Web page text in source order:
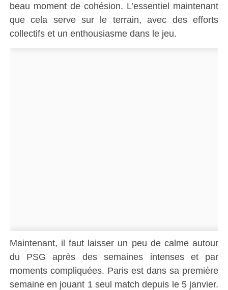
beau moment de cohésion. L’essentiel maintenant
que cela serve sur le terrain, avec des efforts
collectifs et un enthousiasme dans le jeu.
Maintenant, il faut laisser un peu de calme autour
du PSG après des semaines intenses et par
moments compliquées. Paris est dans sa première
semaine en jouant 1 seul match depuis le 5 janvier.